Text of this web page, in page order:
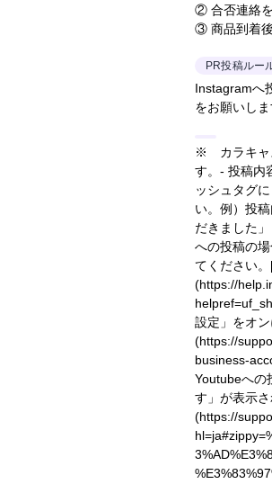
② 合否連絡
③ 商品到着
PR投稿ルー
Instagramへ
をお願いしま
※ カラキャ
す。- 投稿内
ッシュタグ
い。 例）投
だきました
への投稿の
てください。
(https://
設定」をオン
(https://
business-
Youtubeへの
す」が表示さ
(https://